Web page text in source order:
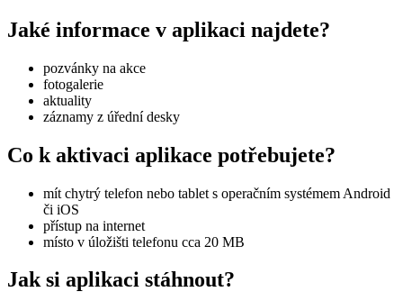
Jaké informace v aplikaci najdete?
pozvánky na akce
fotogalerie
aktuality
záznamy z úřední desky
Co k aktivaci aplikace potřebujete?
mít chytrý telefon nebo tablet s operačním systémem Android
či iOS
přístup na internet
místo v úložišti telefonu cca 20 MB
Jak si aplikaci stáhnout?